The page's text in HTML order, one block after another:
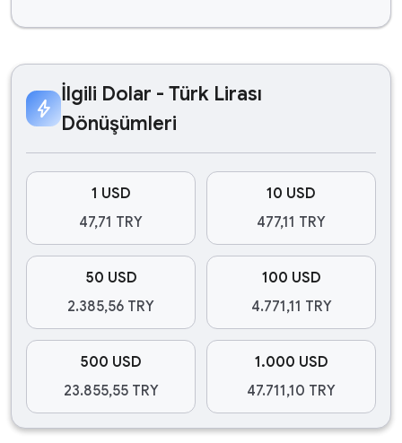
bolt
İlgili Dolar - Türk Lirası
Dönüşümleri
1 USD
47,71 TRY
10 USD
477,11 TRY
50 USD
2.385,56 TRY
100 USD
4.771,11 TRY
500 USD
23.855,55 TRY
1.000 USD
47.711,10 TRY